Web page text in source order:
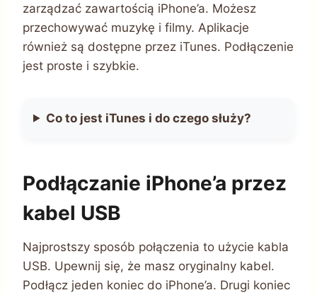
zarządzać zawartością iPhone’a. Możesz
przechowywać muzykę i filmy. Aplikacje
również są dostępne przez iTunes. Podłączenie
jest proste i szybkie.
Co to jest iTunes i do czego służy?
Podłączanie iPhone’a przez
kabel USB
Najprostszy sposób połączenia to użycie kabla
USB. Upewnij się, że masz oryginalny kabel.
Podłącz jeden koniec do iPhone’a. Drugi koniec